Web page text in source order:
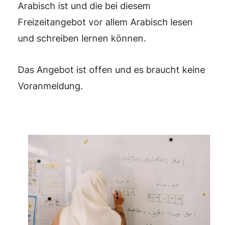
Arabisch ist und die bei diesem
Freizeitangebot vor allem Arabisch lesen
und schreiben lernen können.
Das Angebot ist offen und es braucht keine
Voranmeldung.